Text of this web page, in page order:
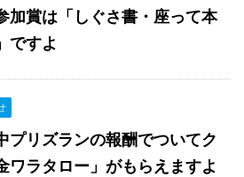
加賞は「しぐさ書・座って本
ですよ
プリズランの報酬でついてク
ワラタロー」がもらえますよ